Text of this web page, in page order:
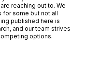
reaching out to. We
for some but not all
published here is
and our team strives
options.